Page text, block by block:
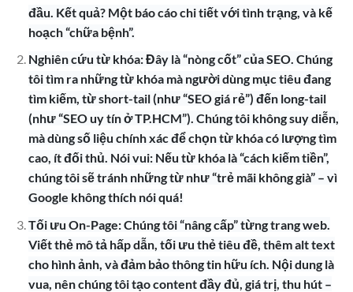
đầu. Kết quả? Một báo cáo chi tiết với tình trạng, và kế
hoạch “chữa bệnh”.
Nghiên cứu từ khóa: Đây là “nòng cốt” của SEO. Chúng
tôi tìm ra những từ khóa mà người dùng mục tiêu đang
tìm kiếm, từ short-tail (như “SEO giá rẻ”) đến long-tail
(như “SEO uy tín ở TP.HCM”). Chúng tôi không suy diễn,
mà dùng số liệu chính xác để chọn từ khóa có lượng tìm
cao, ít đối thủ. Nói vui: Nếu từ khóa là “cách kiếm tiền”,
chúng tôi sẽ tránh những từ như “trẻ mãi không già” – vì
Google không thích nói quá!
Tối ưu On-Page: Chúng tôi “nâng cấp” từng trang web.
Viết thẻ mô tả hấp dẫn, tối ưu thẻ tiêu đề, thêm alt text
cho hình ảnh, và đảm bảo thông tin hữu ích. Nội dung là
vua, nên chúng tôi tạo content đầy đủ, giá trị, thu hút –